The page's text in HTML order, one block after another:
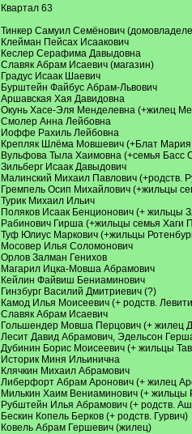
Квартал 63
Тинкер Самуил Семёнович
Клейман Пейсах Исаакович
Кеслер Серафима Давыдовна
Славяк Абрам Исаевич (магазин)
Градус Исаак Шаевич
Бурштейн Файбус Абрам-Львович
Аршавская Хая Давидовна
Окунь Хасе-Эля Менделевна (+жилец
Смолер Анна Лейбовна
Иоффе Рахиль Лейбовна
Крепляк Шлёма Мовшевич (+Блат
Вульфова Тыла Хаимовна (+семья
Зильберг Исаак Давыдович
Малинский Михаил Павлович (+родств.
Гремпель Осип Михайлович (+жильцы
Турик Михаил Ильич
Поляков Исаак Бенционович (+ жильцы
Рабинович Гирша (+жильцы семья Хаги
Туф Юлиус Маркович (+жильцы
Мосовер Илья Соломонович
Орлов Залман Генихов
Магарил Ицка-Мовша Абрамович
Кейлин Файвиш Бениаминович
Гинзбург Василий Дмитриевич (?)
Камод Илья Моисеевич (+ родств.
Славяк Абрам Исаевич
Гольшендер Мовша Перцович (+ жилец
Лесит Давид Абрамович, Эдельсон
Дубинин Борис Моисеевич (+ жильцы
Историк Миня Ильинична
Клячкин Михаил Абрамович
Либерфорт Абрам Аронович (+ жилец
Милькин Хаим Вениаминович (+
Рубштейн Илья Абрамович (+ родств.
Бескин Копель Берков (+ родств. Гурвич)
Ковель Абрам Гершевич (жилец)